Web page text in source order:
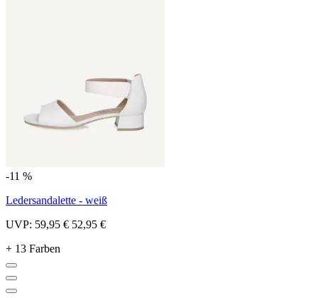
-11 %
Ledersandalette - weiß
UVP: 59,95 € 52,95 €
+ 13 Farben